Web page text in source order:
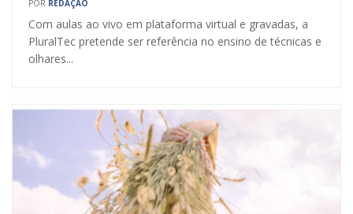
POR REDAÇÃO
Com aulas ao vivo em plataforma virtual e gravadas, a
PluralTec pretende ser referência no ensino de técnicas e
olhares...